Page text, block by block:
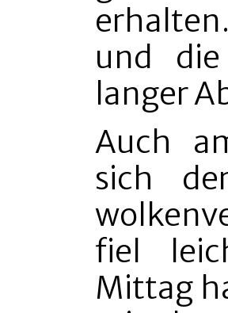
und
langer
Auch
sich
fiel
Mittag